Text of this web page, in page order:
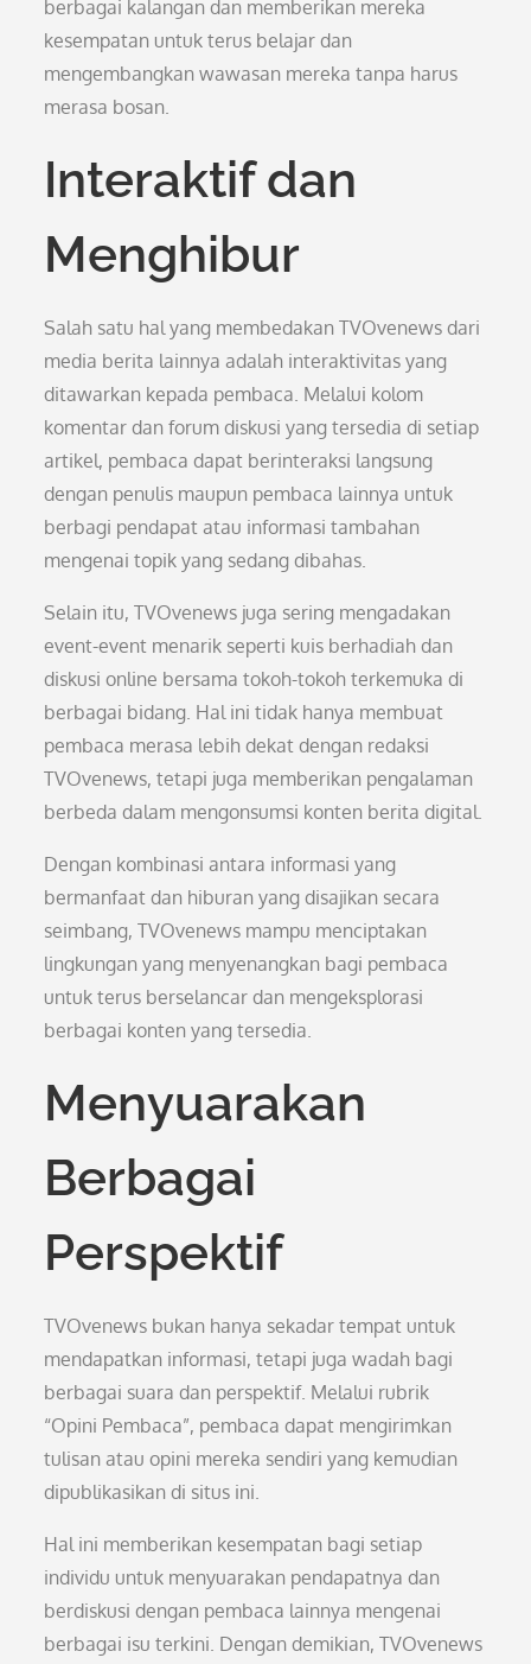
berbagai kalangan dan memberikan mereka
kesempatan untuk terus belajar dan
mengembangkan wawasan mereka tanpa harus
merasa bosan.
Interaktif dan
Menghibur
Salah satu hal yang membedakan TVOvenews dari
media berita lainnya adalah interaktivitas yang
ditawarkan kepada pembaca. Melalui kolom
komentar dan forum diskusi yang tersedia di setiap
artikel, pembaca dapat berinteraksi langsung
dengan penulis maupun pembaca lainnya untuk
berbagi pendapat atau informasi tambahan
mengenai topik yang sedang dibahas.
Selain itu, TVOvenews juga sering mengadakan
event-event menarik seperti kuis berhadiah dan
diskusi online bersama tokoh-tokoh terkemuka di
berbagai bidang. Hal ini tidak hanya membuat
pembaca merasa lebih dekat dengan redaksi
TVOvenews, tetapi juga memberikan pengalaman
berbeda dalam mengonsumsi konten berita digital.
Dengan kombinasi antara informasi yang
bermanfaat dan hiburan yang disajikan secara
seimbang, TVOvenews mampu menciptakan
lingkungan yang menyenangkan bagi pembaca
untuk terus berselancar dan mengeksplorasi
berbagai konten yang tersedia.
Menyuarakan
Berbagai
Perspektif
TVOvenews bukan hanya sekadar tempat untuk
mendapatkan informasi, tetapi juga wadah bagi
berbagai suara dan perspektif. Melalui rubrik
“Opini Pembaca”, pembaca dapat mengirimkan
tulisan atau opini mereka sendiri yang kemudian
dipublikasikan di situs ini.
Hal ini memberikan kesempatan bagi setiap
individu untuk menyuarakan pendapatnya dan
berdiskusi dengan pembaca lainnya mengenai
berbagai isu terkini. Dengan demikian, TVOvenews